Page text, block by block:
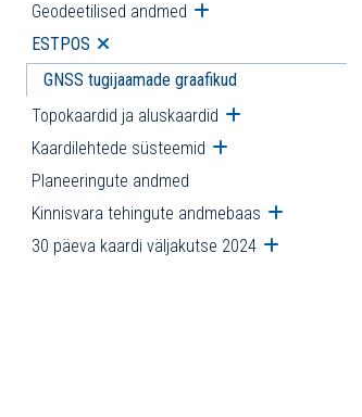
Geodeetilised andmed Ava alammenüü
ESTPOS Ava alammenüü
GNSS tugijaamade graafikud
Topokaardid ja aluskaardid Ava
Kaardilehtede süsteemid Ava alammenüü
Planeeringute andmed
Kinnisvara tehingute andmebaas Ava
30 päeva kaardi väljakutse 2024 Ava